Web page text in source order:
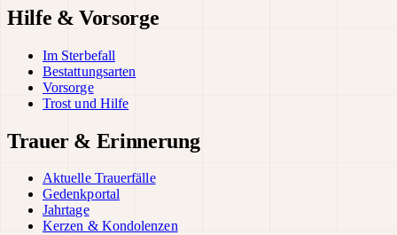
Hilfe & Vorsorge
Im Sterbefall
Bestattungsarten
Vorsorge
Trost und Hilfe
Trauer & Erinnerung
Aktuelle Trauerfälle
Gedenkportal
Jahrtage
Kerzen & Kondolenzen